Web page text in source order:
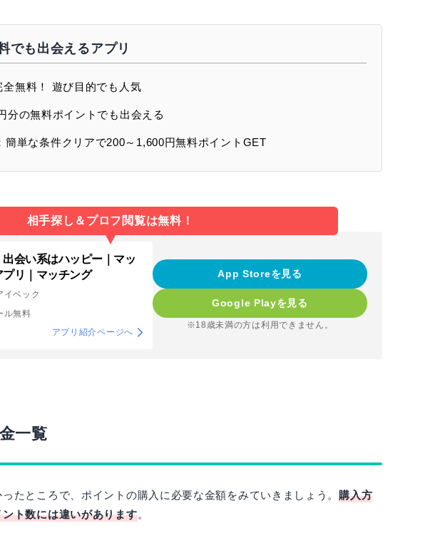
でも出会えるアプリ
全無料！ 遊び目的でも人気
分の無料ポイントでも出会える
簡単な条件クリアで200～1,600円無料ポイントGET
相手探し＆プロフ閲覧は無料！
出会い系はハッピー｜マッ
プリ｜マッチング
イベック
ル無料
アプリ紹介ページへ
App Storeを見る
Google Playを見る
※18歳未満の方は利用できません。
一覧
たところで、ポイントの購入に必要な金額をみていきましょう。購入方
ト数には違いがあります。